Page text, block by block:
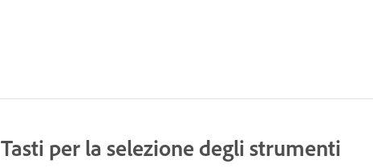
Tasti per la selezione degli strumenti